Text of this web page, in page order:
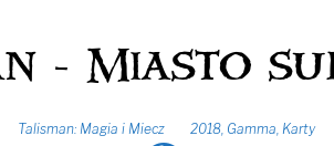
- Miasto
Talisman: Magia i Miecz 2018, Gamma, Karty